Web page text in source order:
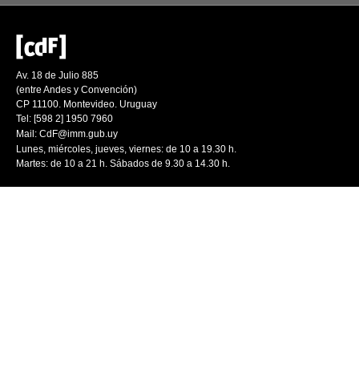
Av. 18 de Julio 885
(entre Andes y Convención)
CP 11100. Montevideo. Uruguay
Tel: [598 2] 1950 7960
Mail: CdF@imm.gub.uy
Lunes, miércoles, jueves, viernes: de 10 a 19.30 h.
Martes: de 10 a 21 h. Sábados de 9.30 a 14.30 h.